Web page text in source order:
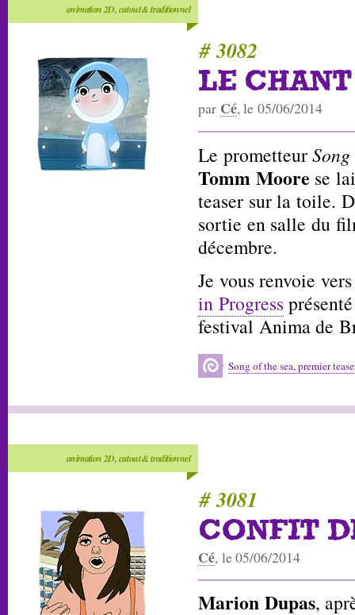
animation 2D, cutout & traditionnel
# 3082
LE
par Cé, le 05/06/2014
Le prometteur
Tomm Moore se
teaser sur la toile.
sortie en salle du
décembre.
Je vous renvoie
in Progress
festival Anima de
Song of the sea, premier
animation 2D, cutout & traditionnel
# 3081
CONFIT
Cé, le 05/06/2014
Marion Dupas,